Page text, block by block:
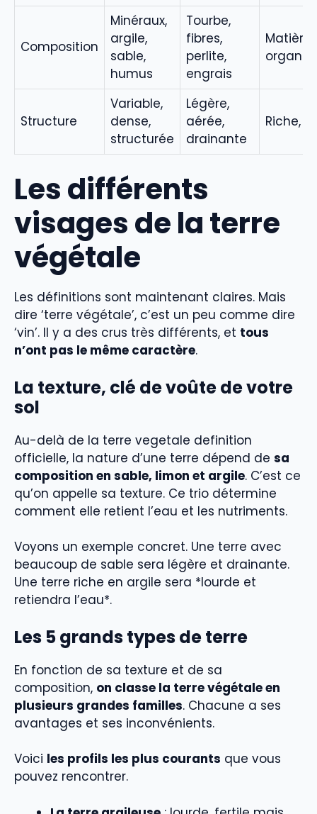
Composition
Minéraux,
argile,
sable,
humus
Tourbe,
fibres,
perlite,
engrais
Matière
Structure
Variable,
dense,
structurée
Légère,
aérée,
drainante
Riche,
Les différents
visages de la terre
végétale
Les définitions sont maintenant claires. Mais
dire ‘terre végétale’, c’est un peu comme dire
‘vin’. Il y a des crus très différents, et tous
n’ont pas le même caractère.
La texture, clé de voûte de votre
sol
Au-delà de la terre vegetale definition
officielle, la nature d’une terre dépend de sa
composition en sable, limon et argile. C’est ce
qu’on appelle sa texture. Ce trio détermine
comment elle retient l’eau et les nutriments.
Voyons un exemple concret. Une terre avec
beaucoup de sable sera légère et drainante.
Une terre riche en argile sera *lourde et
retiendra l’eau*.
Les 5 grands types de terre
En fonction de sa texture et de sa
composition, on classe la terre végétale en
plusieurs grandes familles. Chacune a ses
avantages et ses inconvénients.
Voici les profils les plus courants que vous
pouvez rencontrer.